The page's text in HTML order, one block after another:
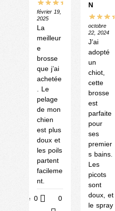
février 19,
2025
La
meilleur
e
brosse
que j’ai
achetée
. Le
pelage
de mon
chien
est plus
doux et
les poils
partent
facileme
nt.
Utile 0 0
N
octobre
22, 2024
J’ai
adopté
un
chiot,
cette
brosse
est
parfaite
pour
ses
premier
s bains.
Les
picots
sont
doux, et
le spray